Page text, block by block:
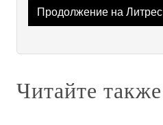
Продолжение на Литрес
Читайте также